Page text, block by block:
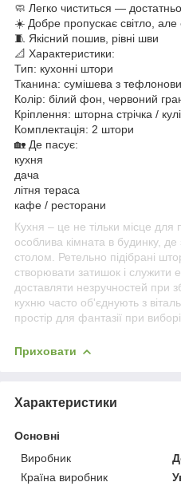
🧼 Легко чиститься —
☀️ Добре пропускає світло,
🧵 Якісний пошив, рівні шви
📐 Характеристики:
Тип: кухонні штори
Тканина: сумішева з
Колір: білий фон, червоний
Кріплення: шторна стрічка /
Комплектація: 2 штори
🏡 Де пасує:
кухня
дача
літня тераса
кафе / ресторани
Кухня – це не тільки місце для
особлива кімната в будинку,
столом. Ретельно підібрані
створювати затишок і служити
доставляти незручностей при
кухню часто об'єднують з
простір для фантазії при
Приховати
Характеристики
Основні
Виробник
Країна виробник